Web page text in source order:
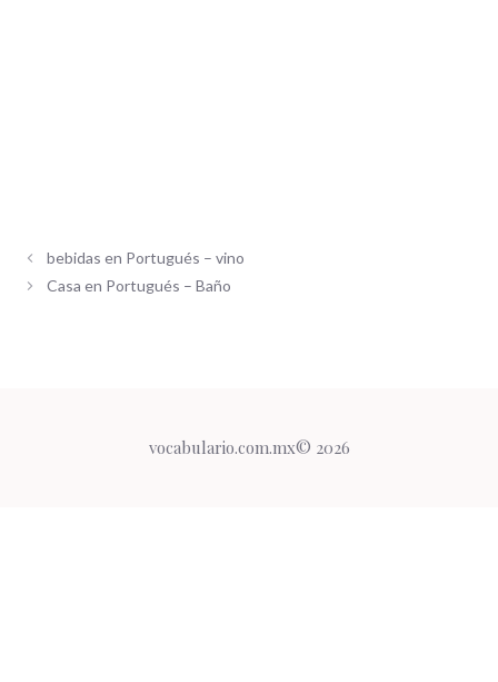
bebidas en Portugués – vino
Casa en Portugués – Baño
vocabulario.com.mx© 2026